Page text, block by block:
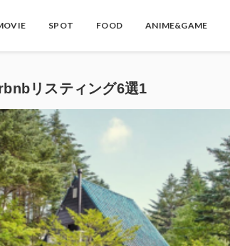
SPOT FOOD ANIME&GAME
リスティング6選1